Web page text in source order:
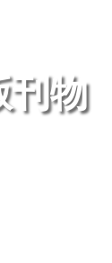
刊物